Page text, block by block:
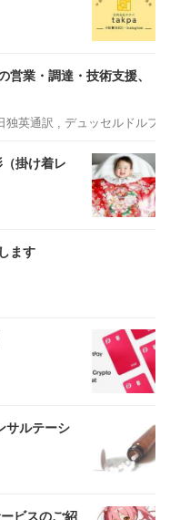
営業・調達・技術支援、
独英通訳 , デュッセルドルフ
掛け着レ
ます
サルテーシ
ビスのご紹